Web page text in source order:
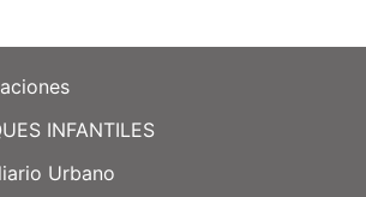
INFANTILES
Urbano